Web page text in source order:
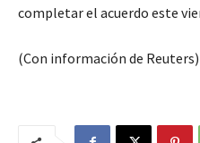
completar el acuerdo este
(Con información de Reuters)